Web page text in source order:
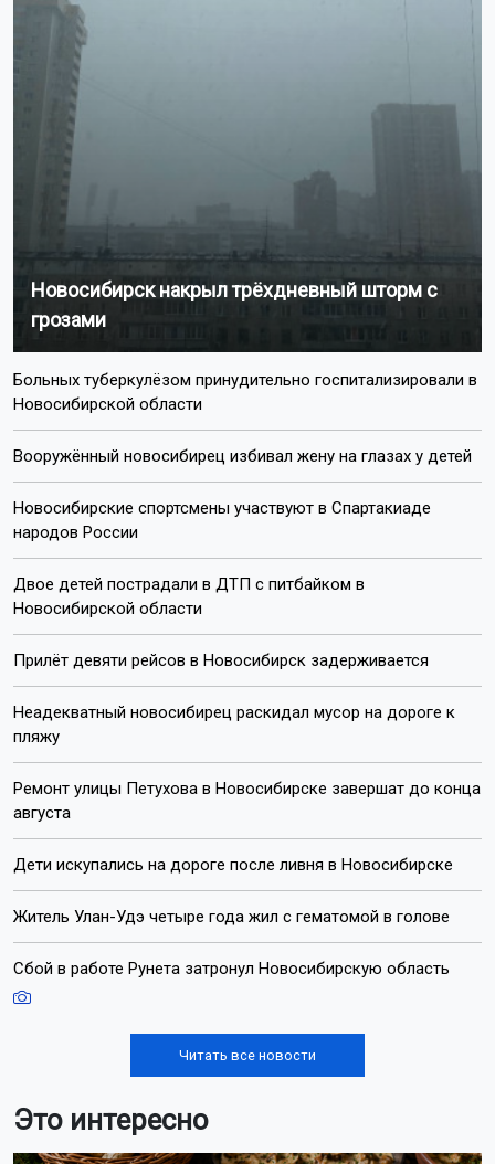
Новосибирск накрыл трёхдневный шторм с
грозами
Больных туберкулёзом принудительно госпитализировали в
Новосибирской области
Вооружённый новосибирец избивал жену на глазах у детей
Новосибирские спортсмены участвуют в Спартакиаде
народов России
Двое детей пострадали в ДТП с питбайком в
Новосибирской области
Прилёт девяти рейсов в Новосибирск задерживается
Неадекватный новосибирец раскидал мусор на дороге к
пляжу
Ремонт улицы Петухова в Новосибирске завершат до конца
августа
Дети искупались на дороге после ливня в Новосибирске
Житель Улан-Удэ четыре года жил с гематомой в голове
Сбой в работе Рунета затронул Новосибирскую область
Читать все новости
Это интересно